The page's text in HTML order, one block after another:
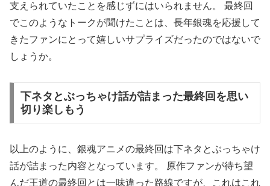
支えられていたことを感じずにはいられません。 最終回
でこのようなトークが聞けたことは、長年銀魂を応援して
きたファンにとって嬉しいサプライズだったのではないで
しょうか。
下ネタとぶっちゃけ話が詰まった最終回を思い
切り楽しもう
以上のように、銀魂アニメの最終回は下ネタとぶっちゃけ
話が詰まった内容となっています。 原作ファンが待ち望
んだ王道の最終回とは一味違った路線ですが、これはこれ